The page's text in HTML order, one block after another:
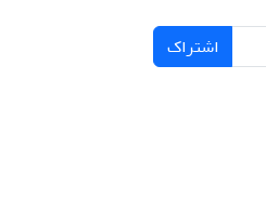
اشتراک